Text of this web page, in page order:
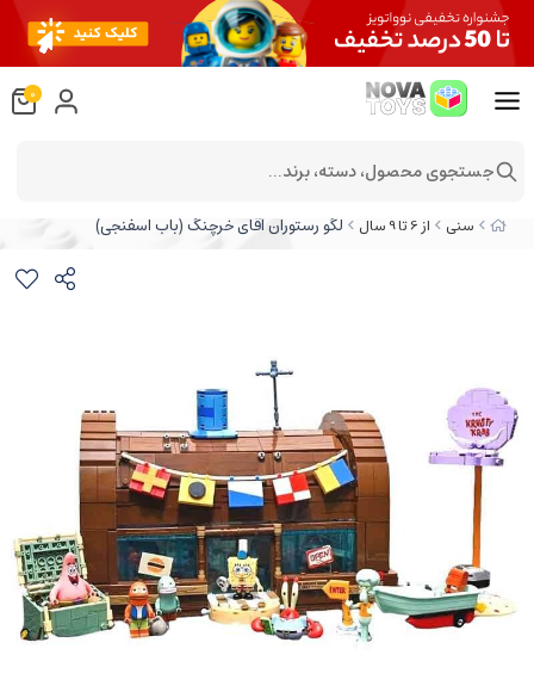
سنی از 6 تا 9 سال لگو رستوران آقای خرچنگ (باب اسفنجی)
0
جستجوی محصول، دسته، برند...